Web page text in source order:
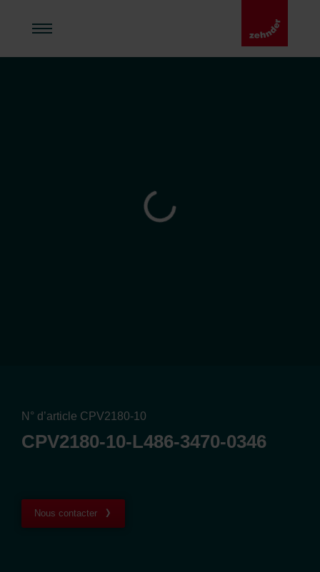
N° d’article CPV2180-10
CPV2180-10-L486-3470-0346
Nous contacter